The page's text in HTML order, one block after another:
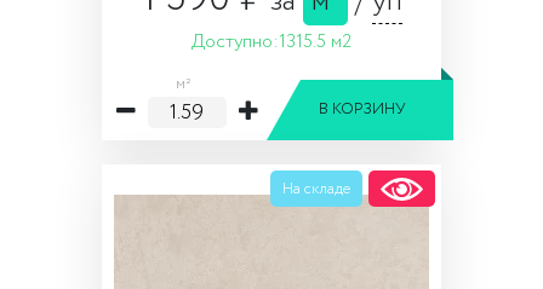
Доступно:1315.5 м2
м²
В КОРЗИНУ
На складе